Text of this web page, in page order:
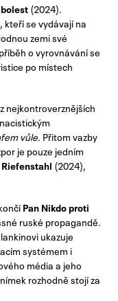
(2024).
kteří se vydávají na
zemi své
o vyrovnávání se
po místech
nejkontroverznějších
vůle. Přitom vazby
je pouze jedním
Riefenstahl (2024),
Pan Nikdo proti
ruské propagandě.
ukazuje
systémem i
média a jeho
rozhodně stojí za